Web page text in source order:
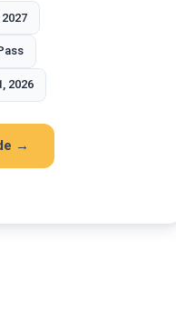
2026
→